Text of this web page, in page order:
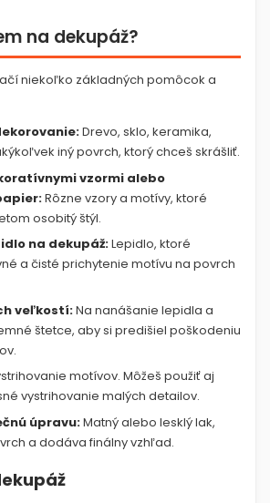
na dekupáž?
niekoľko základných pomôcok a
Drevo, sklo, keramika,
iný povrch, ktorý chceš skrášliť.
vzormi alebo
Rôzne vzory a motívy, ktoré
osobitý štýl.
na dekupáž:Lepidlo, ktoré
a čisté prichytenie motívu na povrch
veľkostí:Na nanášanie lepidla a
štetce, aby si predišiel poškodeniu
motívov. Môžeš použiť aj
vystrihovanie malých detailov.
úpravu:Matný alebo lesklý lak,
a dodáva finálny vzhľad.